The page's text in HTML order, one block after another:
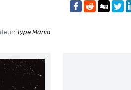
Type Mania